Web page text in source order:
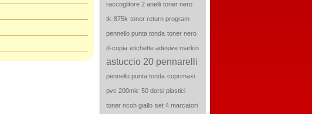
raccoglitore 2 anelli toner nero
tk-875k toner return program
pennello punta tonda toner nero
d-copia etichette adesive markin
astuccio 20 pennarelli
pennello punta tonda coprimaxi
pvc 200mic 50 dorsi plastici
toner ricoh giallo set 4 marcatori